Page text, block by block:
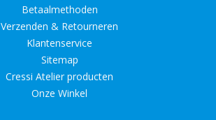
Betaalmethoden
Verzenden & Retourneren
Klantenservice
Sitemap
Cressi Atelier producten
Onze Winkel